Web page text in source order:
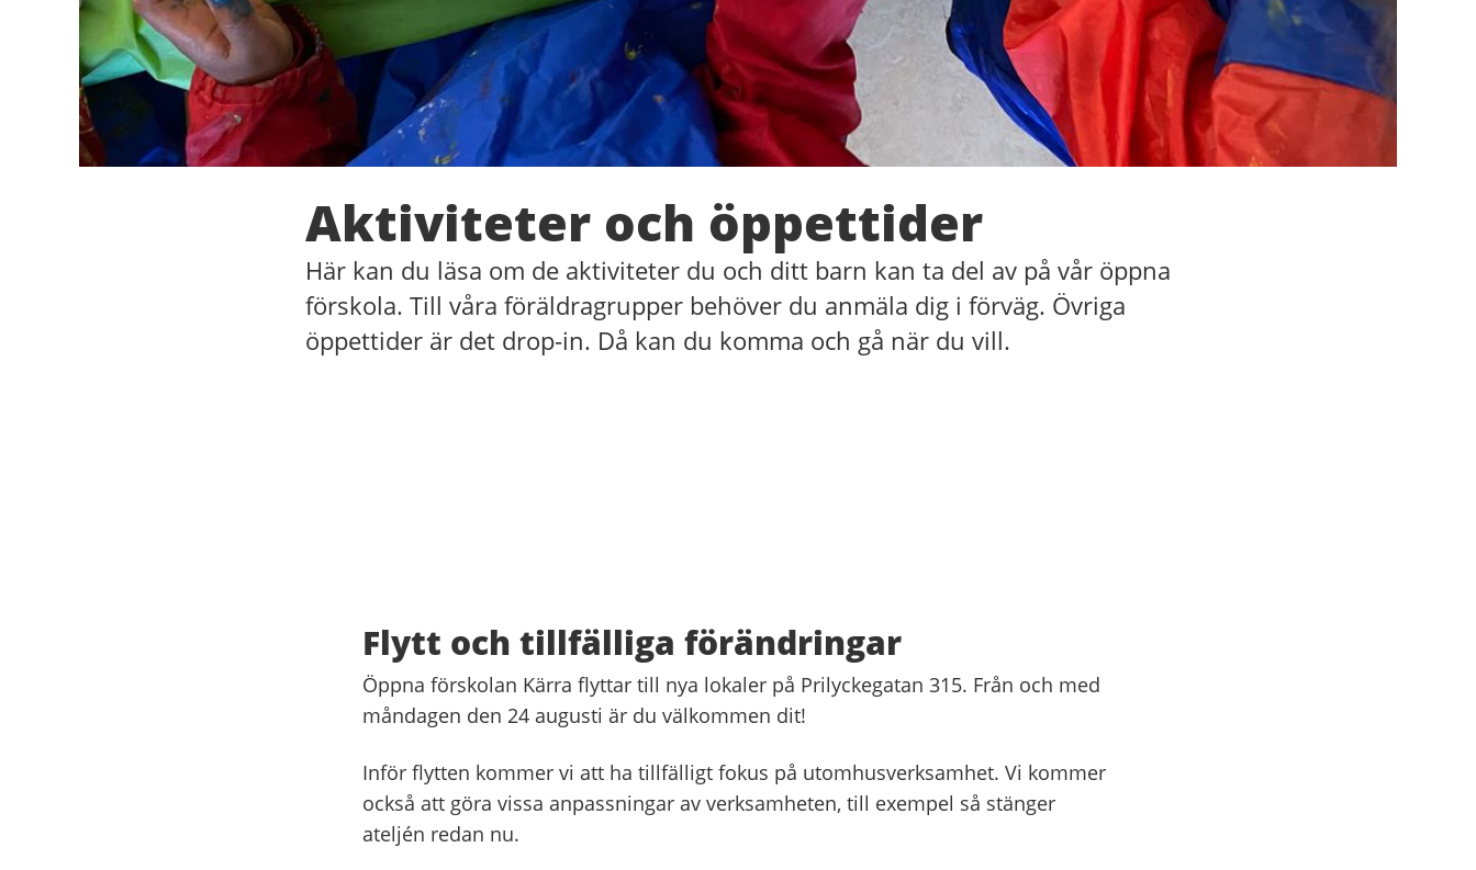
Aktiviteter och öppettider
Här kan du läsa om de aktiviteter du och ditt barn kan ta del av på vår öppna
förskola. Till våra föräldragrupper behöver du anmäla dig i förväg. Övriga
öppettider är det drop-in. Då kan du komma och gå när du vill.
Flytt och tillfälliga förändringar
Öppna förskolan Kärra flyttar till nya lokaler på Prilyckegatan 315. Från och med
måndagen den 24 augusti är du välkommen dit!
Inför flytten kommer vi att ha tillfälligt fokus på utomhusverksamhet. Vi kommer
också att göra vissa anpassningar av verksamheten, till exempel så stänger
ateljén redan nu.